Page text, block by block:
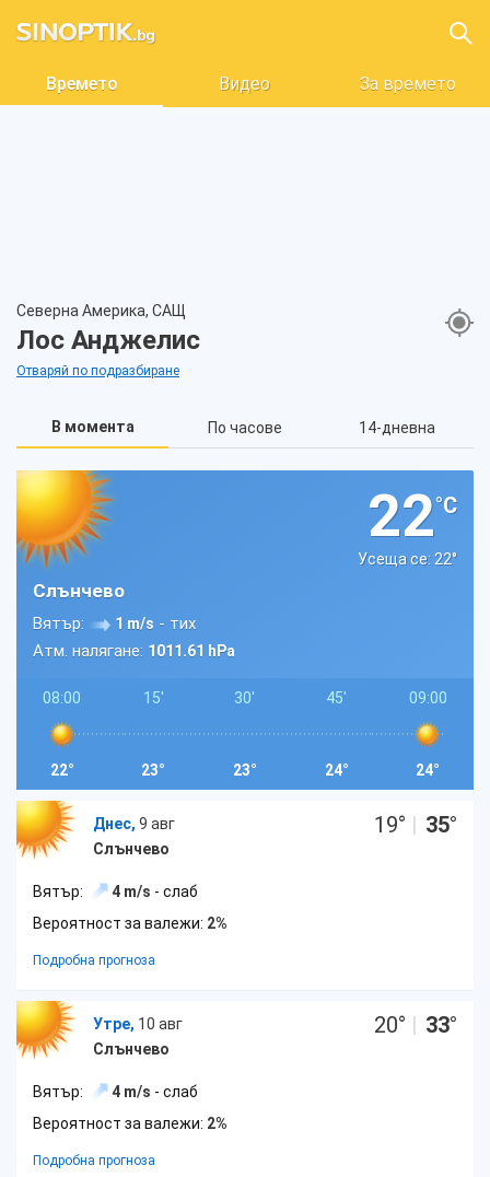
Времето Видео За времето
Северна Америка, САЩ
Лос Анджелис
Отваряй по подразбиране
В момента По часове 14-дневна
22°C
Усеща се: 22°
Слънчево
Вятър: 1 m/s - тих
Атм. налягане: 1011.61 hPa
08:00
22°
15'
23°
30'
23°
45'
24°
09:00
24°
Днес, 9 авг
Слънчево
19° | 35°
Вятър: 4 m/s - слаб
Вероятност за валежи: 2%
Подробна прогноза
Утре, 10 авг
Слънчево
20° | 33°
Вятър: 4 m/s - слаб
Вероятност за валежи: 2%
Подробна прогноза